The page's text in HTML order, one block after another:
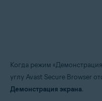
Когда режим
углу Avast Secure Browser
Демонстрация экрана.